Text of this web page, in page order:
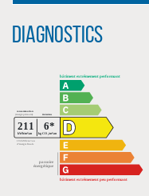
Diagnostics